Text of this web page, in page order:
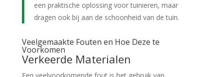
een praktische oplossing voor tuinieren, maar
dragen ook bij aan de schoonheid van de tuin.
Veelgemaakte Fouten en Hoe Deze te
Voorkomen
Verkeerde Materialen